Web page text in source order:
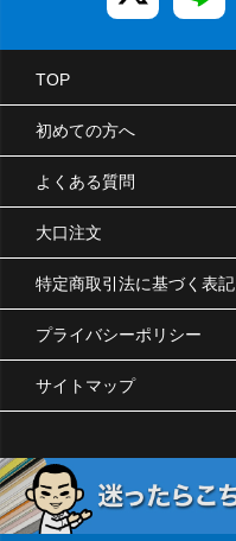
TOP
初めての方へ
よくある質問
大口注文
特定商取引法に基づく表記
プライバシーポリシー
サイトマップ